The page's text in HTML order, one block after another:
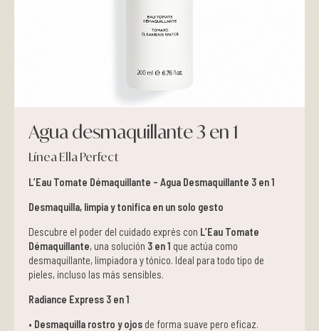
Agua desmaquillante 3 en 1
Línea Ella Perfect
L’Eau Tomate Démaquillante – Agua Desmaquillante 3 en 1
Desmaquilla, limpia y tonifica en un solo gesto
Descubre el poder del cuidado exprés con L’Eau Tomate
Démaquillante, una solución 3 en 1 que actúa como
desmaquillante, limpiadora y tónico. Ideal para todo tipo de
pieles, incluso las más sensibles.
Radiance Express 3 en 1
• Desmaquilla rostro y ojos de forma suave pero eficaz.
Solares
Contorno de Ojos
Serums
Mascarillas